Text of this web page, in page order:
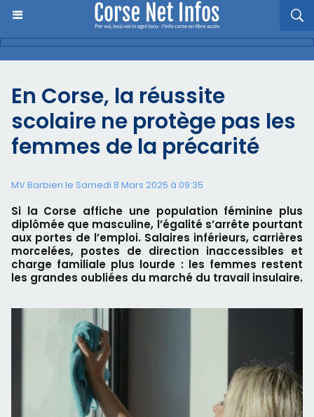
En Corse, la réussite
scolaire ne protège pas les
femmes de la précarité
MV Barbieri le Samedi 8 Mars 2025 à 09:35
Si la Corse affiche une population féminine plus
diplômée que masculine, l’égalité s’arrête pourtant
aux portes de l’emploi. Salaires inférieurs, carrières
morcelées, postes de direction inaccessibles et
charge familiale plus lourde : les femmes restent
les grandes oubliées du marché du travail insulaire.